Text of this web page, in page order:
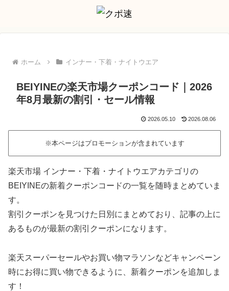
ホーム インナー・下着・ナイトウエア
BEIYINEの楽天市場クーポンコード｜2026
年8月最新の割引・セール情報
2026.05.10 2026.08.06
※本ページはプロモーションが含まれています
楽天市場 インナー・下着・ナイトウエアカテゴリの
BEIYINEの新着クーポンコードの一覧を随時まとめていま
す。
割引クーポンを見つけた日別にまとめており、記事の上に
あるものが最新の割引クーポンになります。
楽天スーパーセールやお買い物マラソンなどキャンペーン
時にお得に買い物できるように、新着クーポンを追加しま
す！